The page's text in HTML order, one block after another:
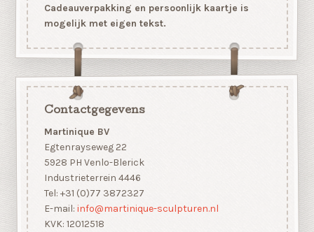
Cadeauverpakking en persoonlijk kaartje is
mogelijk met eigen tekst.
Contactgegevens
Martinique BV
Egtenrayseweg 22
5928 PH Venlo-Blerick
Industrieterrein 4446
Tel: +31 (0)77 3872327
E-mail: info@martinique-sculpturen.nl
KVK: 12012518